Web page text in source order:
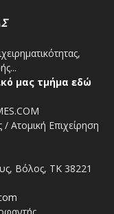
μας τμήμα εδώ
Ατομική Επιχείρηση
Βόλος, ΤΚ 38221